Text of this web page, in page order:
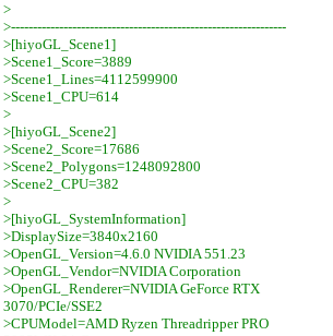
>
>---------------------------------------------------------------
>[hiyoGL_Scene1]
>Scene1_Score=3889
>Scene1_Lines=4112599900
>Scene1_CPU=614
>
>[hiyoGL_Scene2]
>Scene2_Score=17686
>Scene2_Polygons=1248092800
>Scene2_CPU=382
>
>[hiyoGL_SystemInformation]
>DisplaySize=3840x2160
>OpenGL_Version=4.6.0 NVIDIA 551.23
>OpenGL_Vendor=NVIDIA Corporation
>OpenGL_Renderer=NVIDIA GeForce RTX
3070/PCIe/SSE2
>CPUModel=AMD Ryzen Threadripper PRO